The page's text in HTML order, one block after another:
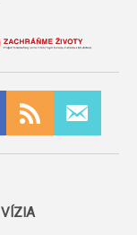
VÍZIA